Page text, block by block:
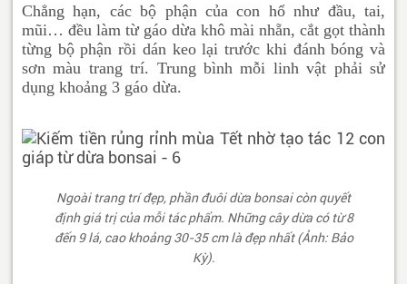
Chẳng hạn, các bộ phận của con hổ như đầu, tai,
mũi… đều làm từ gáo dừa khô mài nhẵn, cắt gọt thành
từng bộ phận rồi dán keo lại trước khi đánh bóng và
sơn màu trang trí. Trung bình mỗi linh vật phải sử
dụng khoảng 3 gáo dừa.
Ngoài trang trí đẹp, phần đuôi dừa bonsai còn quyết
định giá trị của mỗi tác phẩm. Những cây dừa có từ 8
đến 9 lá, cao khoảng 30-35 cm là đẹp nhất (Ảnh: Bảo
Kỳ).